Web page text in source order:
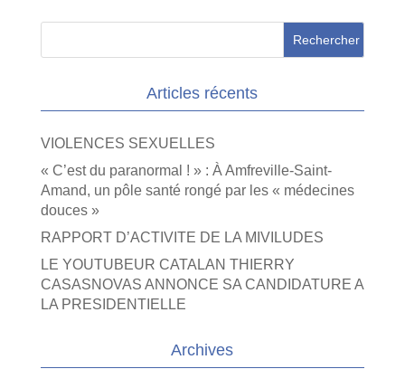
Articles récents
VIOLENCES SEXUELLES
« C’est du paranormal ! » : À Amfreville-Saint-
Amand, un pôle santé rongé par les « médecines
douces »
RAPPORT D’ACTIVITE DE LA MIVILUDES
LE YOUTUBEUR CATALAN THIERRY
CASASNOVAS ANNONCE SA CANDIDATURE A
LA PRESIDENTIELLE
Archives